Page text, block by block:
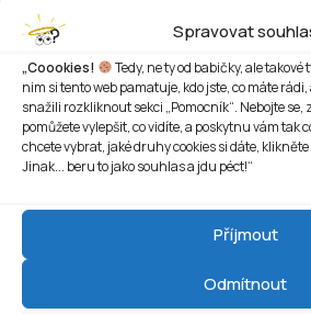
Spravovat
„Coookies!
Tedy, ne ty od babičky, ale
nim si tento web pamatuje, kdo jste, co máte
snažili rozkliknout sekci „Pomocník“. Nebojte
pomůžete vylepšit, co vidíte, a poskytnu vám tak
chcete vybrat, jaké druhy cookies si dáte,
Jinak... beru to jako souhlas a jdu péct!“
Příjmout
Odmítnout
Světový den hadů. Jeden promluvil v ráji a
příbuzenstvo
16. 7. 2026
Hadi mají smůlu. Jednomu z nich stačilo
a celé příbuzenstvo dostalo…Více
? Když věřím v Boha, proč se pořád bojím,
z mých blízkých zemře?
13. 7. 2026
se to často…Více informací
Dovolená jako duchovní cvičení, které
13. 7. 2026
Člověk odjíždí na dovolenou, aby si
povinností a každodenního shonu.